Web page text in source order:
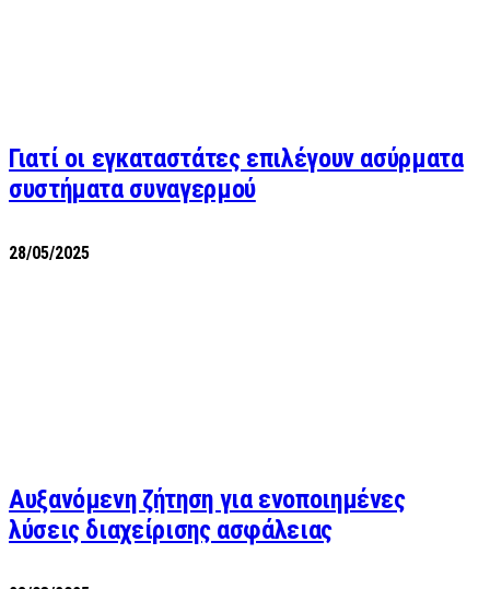
Γιατί οι εγκαταστάτες επιλέγουν ασύρματα
συστήματα συναγερμού
28/05/2025
Αυξανόμενη ζήτηση για ενοποιημένες
λύσεις διαχείρισης ασφάλειας